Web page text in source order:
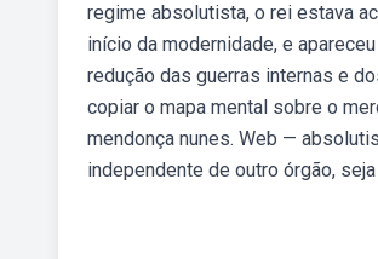
regime absolutista, o rei estava
início da modernidade, e
redução das guerras internas e
copiar o mapa mental sobre o
mendonça nunes. Web —
independente de outro órgão,